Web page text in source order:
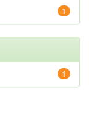
1
1